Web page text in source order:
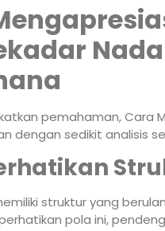
pemahaman, Cara
dengan sedikit analisis
struktur yang
pola ini,